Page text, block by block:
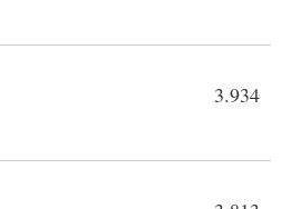
3.934